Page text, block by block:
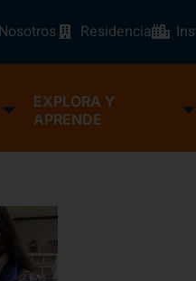
Residencia
EXPLORA Y
APRENDE